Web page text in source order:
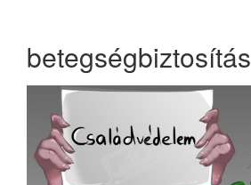
betegségbiztosítás